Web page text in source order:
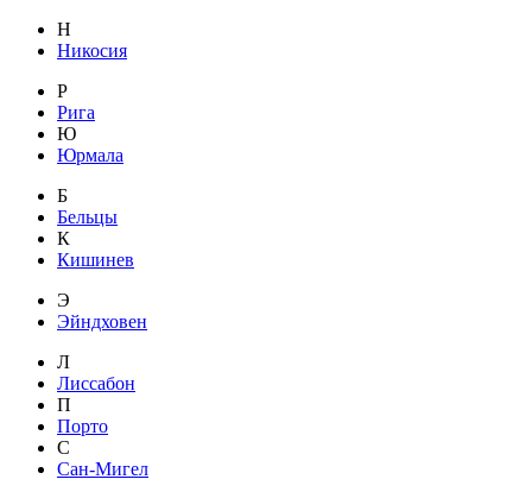
Н
Никосия
Р
Рига
Ю
Юрмала
Б
Бельцы
К
Кишинев
Э
Эйндховен
Л
Лиссабон
П
Порто
С
Сан-Мигел